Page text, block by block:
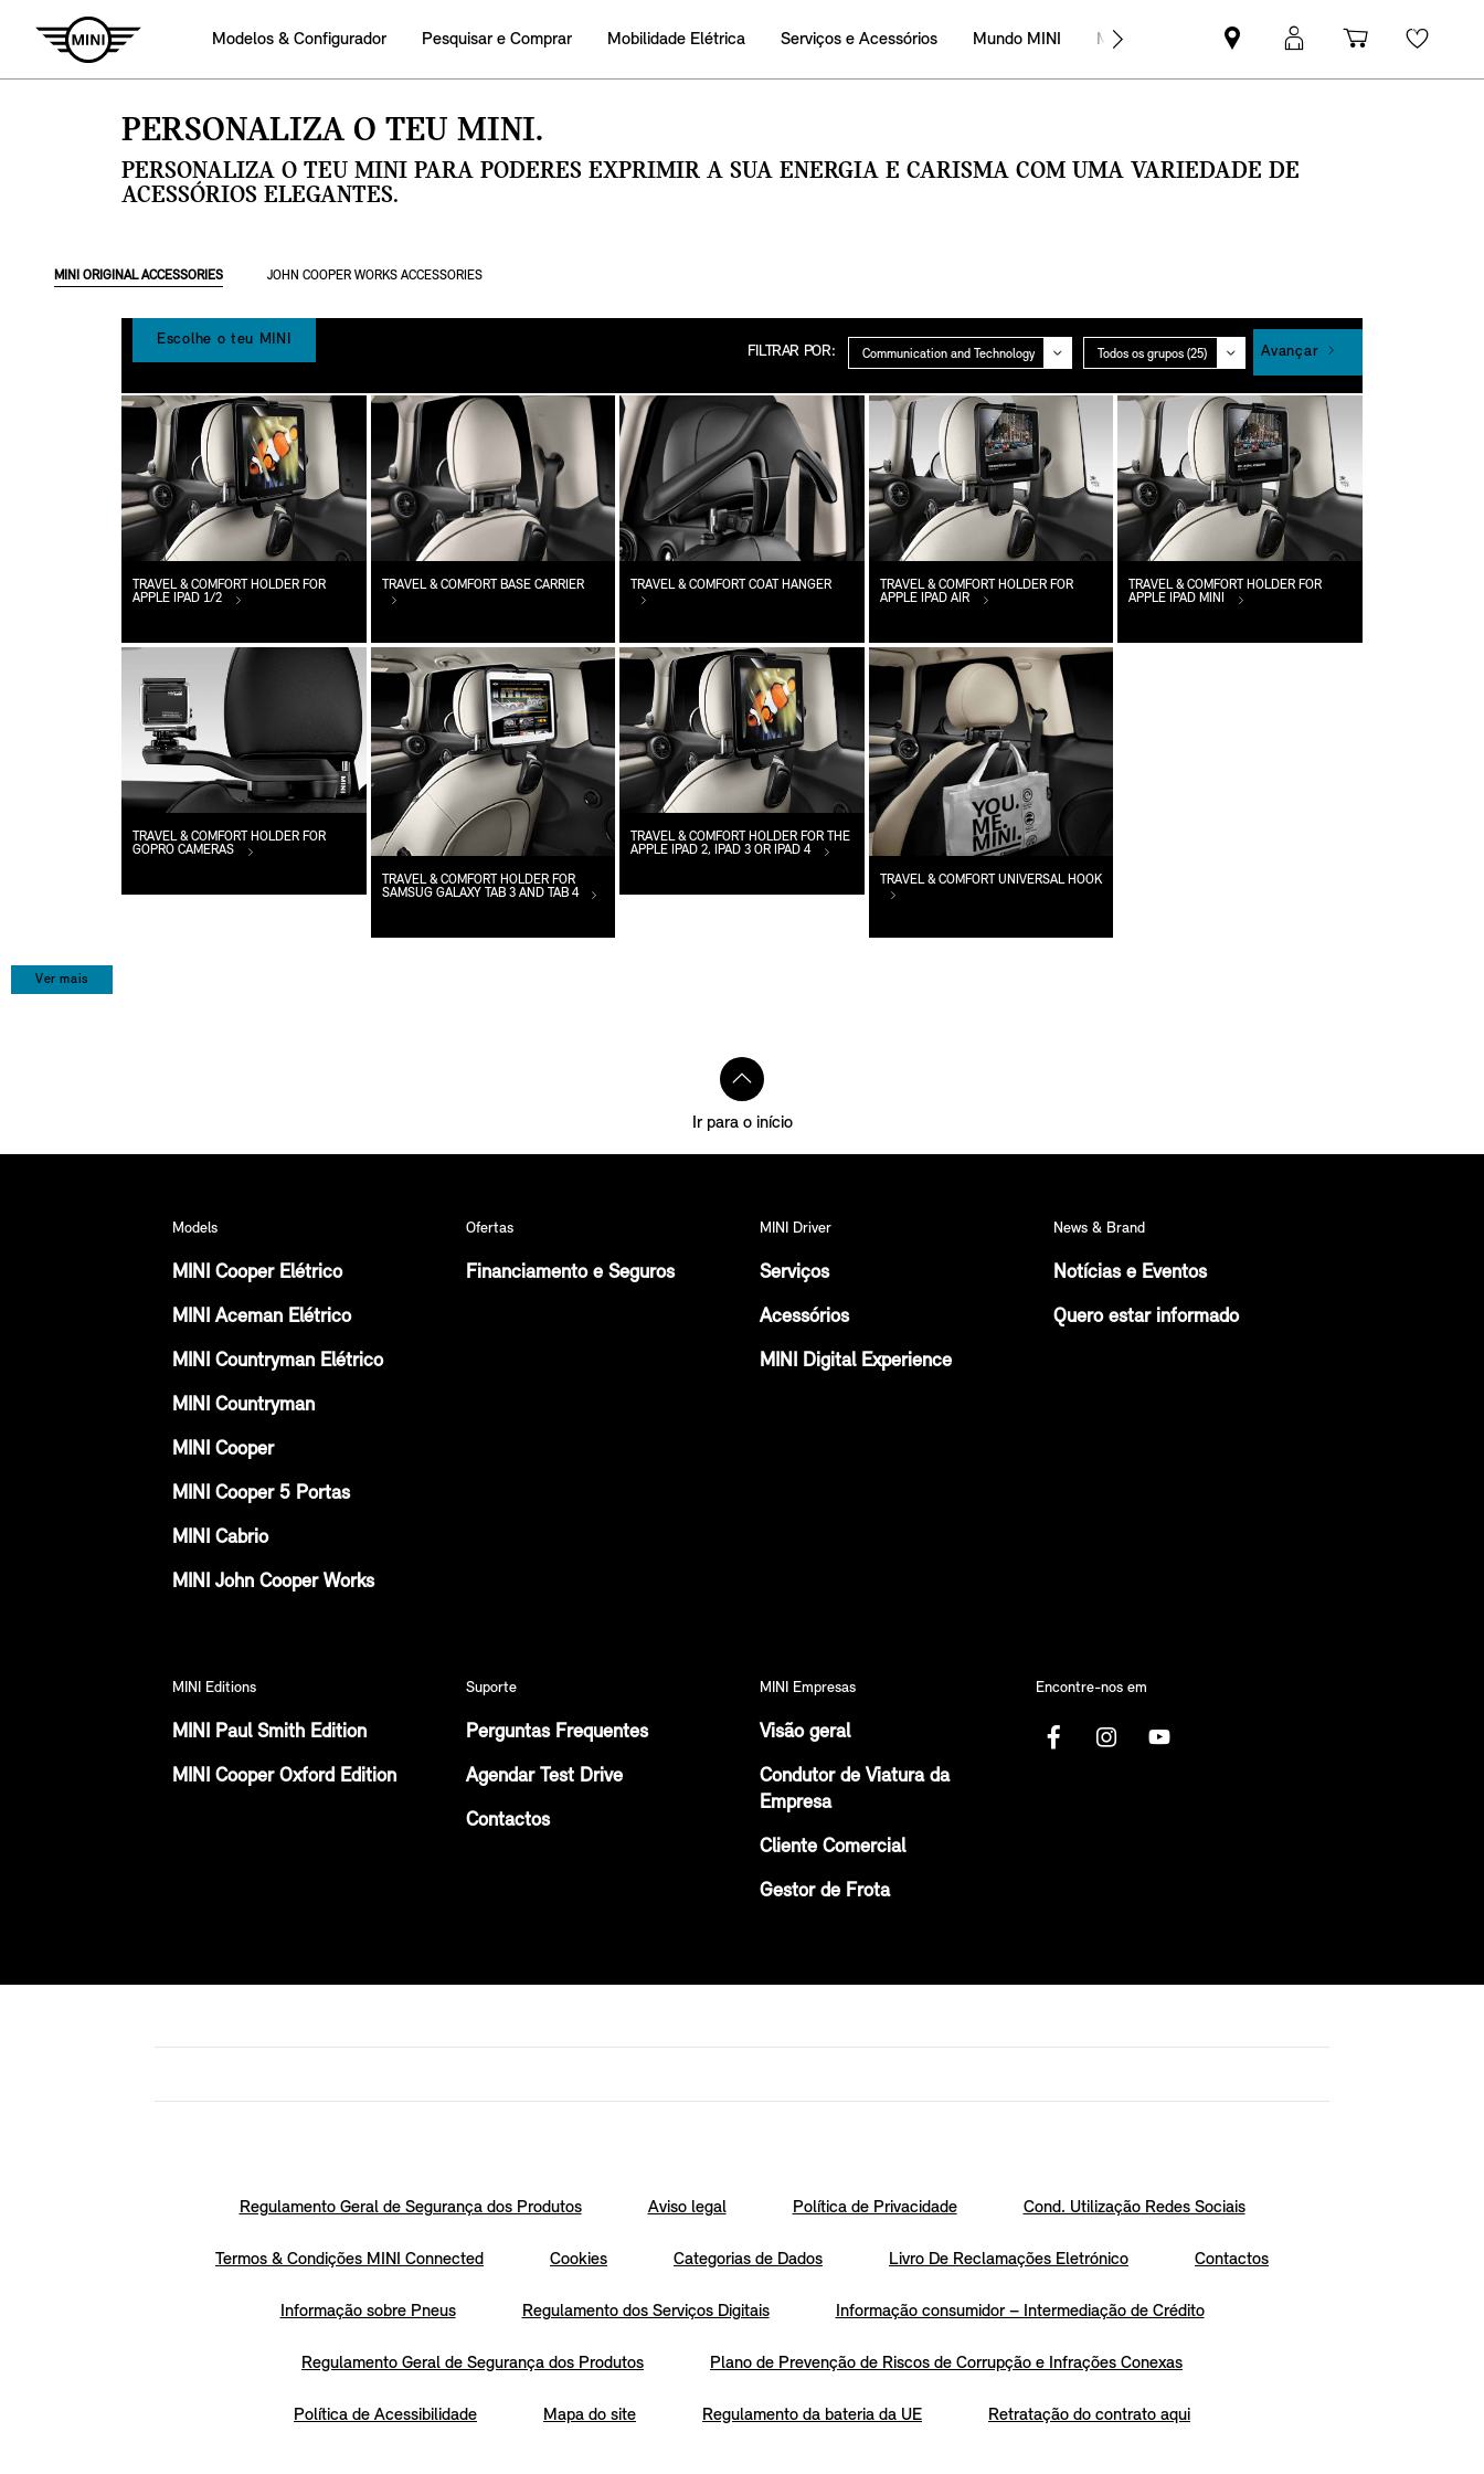
Modelos & Configurador Pesquisar e Comprar Mobilidade Elétrica Serviços e Acessórios Mundo MINI MINI Empresas
Pesquisar
parceiro
Iniciar
sessão
Carrinho
de
PERSONALIZA O TEU MINI.
PERSONALIZA O TEU MINI PARA PODERES EXPRIMIR A SUA ENERGIA E CARISMA COM UMA VARIEDADE DE
ACESSÓRIOS ELEGANTES.
MINI ORIGINAL ACCESSORIES JOHN COOPER WORKS ACCESSORIES
Escolhe o teu MINI
FILTRAR POR:
Categoria
Grupo
Avançar
TRAVEL & COMFORT HOLDER FOR
APPLE IPAD 1/2
TRAVEL & COMFORT BASE CARRIER TRAVEL & COMFORT COAT HANGER
TRAVEL & COMFORT HOLDER FOR
APPLE IPAD AIR
TRAVEL & COMFORT HOLDER FOR
APPLE IPAD MINI
TRAVEL & COMFORT HOLDER FOR
GOPRO CAMERAS
TRAVEL & COMFORT HOLDER FOR
SAMSUG GALAXY TAB 3 AND TAB 4
TRAVEL & COMFORT HOLDER FOR THE
APPLE IPAD 2, IPAD 3 OR IPAD 4
TRAVEL & COMFORT UNIVERSAL HOOK
Ver mais
Ir para o início
Models
MINI Cooper Elétrico
MINI Aceman Elétrico
MINI Countryman Elétrico
MINI Countryman
MINI Cooper
MINI Cooper 5 Portas
MINI Cabrio
MINI John Cooper Works
Ofertas
Financiamento e Seguros
MINI Driver
Serviços
Acessórios
MINI Digital Experience
News & Brand
Notícias e Eventos
Quero estar informado
MINI Editions
MINI Paul Smith Edition
MINI Cooper Oxford Edition
Suporte
Perguntas Frequentes
Agendar Test Drive
Contactos
MINI Empresas
Visão geral
Condutor de Viatura da
Empresa
Cliente Comercial
Gestor de Frota
Encontre-nos em
Regulamento Geral de Segurança dos Produtos Aviso legal Política de Privacidade Cond. Utilização Redes Sociais
Termos & Condições MINI Connected Cookies Categorias de Dados Livro De Reclamações Eletrónico Contactos
Informação sobre Pneus Regulamento dos Serviços Digitais Informação consumidor – Intermediação de Crédito
Regulamento Geral de Segurança dos Produtos Plano de Prevenção de Riscos de Corrupção e Infrações Conexas
Política de Acessibilidade Mapa do site Regulamento da bateria da UE Retratação do contrato aqui